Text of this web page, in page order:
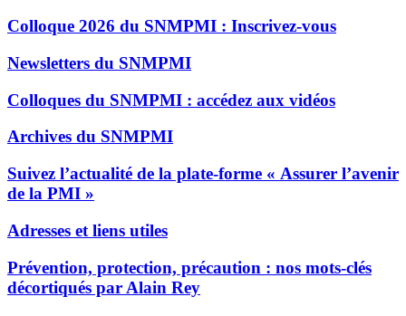
Colloque 2026 du SNMPMI : Inscrivez-vous
Newsletters du SNMPMI
Colloques du SNMPMI : accédez aux vidéos
Archives du SNMPMI
Suivez l’actualité de la plate-forme « Assurer l’avenir
de la PMI »
Adresses et liens utiles
Prévention, protection, précaution : nos mots-clés
décortiqués par Alain Rey